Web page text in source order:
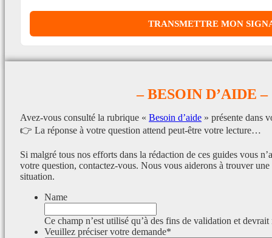
– BESOIN D’AIDE –
Avez-vous consulté la rubrique « Besoin d’aide » présente dans
👉 La réponse à votre question attend peut-être votre lecture…
Si malgré tous nos efforts dans la rédaction de ces guides vous
votre question, contactez-vous. Nous vous aiderons à trouver
situation.
Name
Ce champ n’est utilisé qu’à des fins de validation et devrait
Veuillez préciser votre demande*